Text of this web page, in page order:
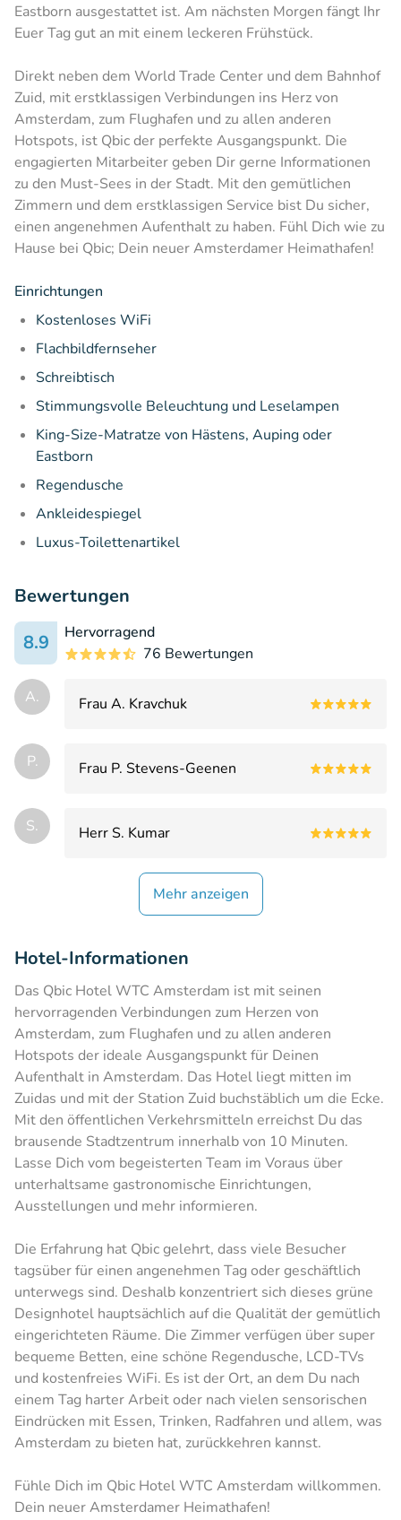
Eastborn ausgestattet ist. Am nächsten Morgen fängt Ihr
Euer Tag gut an mit einem leckeren Frühstück.
Direkt neben dem World Trade Center und dem Bahnhof
Zuid, mit erstklassigen Verbindungen ins Herz von
Amsterdam, zum Flughafen und zu allen anderen
Hotspots, ist Qbic der perfekte Ausgangspunkt. Die
engagierten Mitarbeiter geben Dir gerne Informationen
zu den Must-Sees in der Stadt. Mit den gemütlichen
Zimmern und dem erstklassigen Service bist Du sicher,
einen angenehmen Aufenthalt zu haben. Fühl Dich wie zu
Hause bei Qbic; Dein neuer Amsterdamer Heimathafen!
Einrichtungen
Kostenloses WiFi
Flachbildfernseher
Schreibtisch
Stimmungsvolle Beleuchtung und Leselampen
King-Size-Matratze von Hästens, Auping oder
Eastborn
Regendusche
Ankleidespiegel
Luxus-Toilettenartikel
Bewertungen
8.9
Hervorragend
76 Bewertungen
А. Frau А. Kravchuk
P. Frau P. Stevens-Geenen
S. Herr S. Kumar
Mehr anzeigen
Hotel-Informationen
Das Qbic Hotel WTC Amsterdam ist mit seinen
hervorragenden Verbindungen zum Herzen von
Amsterdam, zum Flughafen und zu allen anderen
Hotspots der ideale Ausgangspunkt für Deinen
Aufenthalt in Amsterdam. Das Hotel liegt mitten im
Zuidas und mit der Station Zuid buchstäblich um die Ecke.
Mit den öffentlichen Verkehrsmitteln erreichst Du das
brausende Stadtzentrum innerhalb von 10 Minuten.
Lasse Dich vom begeisterten Team im Voraus über
unterhaltsame gastronomische Einrichtungen,
Ausstellungen und mehr informieren.
Die Erfahrung hat Qbic gelehrt, dass viele Besucher
tagsüber für einen angenehmen Tag oder geschäftlich
unterwegs sind. Deshalb konzentriert sich dieses grüne
Designhotel hauptsächlich auf die Qualität der gemütlich
eingerichteten Räume. Die Zimmer verfügen über super
bequeme Betten, eine schöne Regendusche, LCD-TVs
und kostenfreies WiFi. Es ist der Ort, an dem Du nach
einem Tag harter Arbeit oder nach vielen sensorischen
Eindrücken mit Essen, Trinken, Radfahren und allem, was
Amsterdam zu bieten hat, zurückkehren kannst.
Fühle Dich im Qbic Hotel WTC Amsterdam willkommen.
Dein neuer Amsterdamer Heimathafen!